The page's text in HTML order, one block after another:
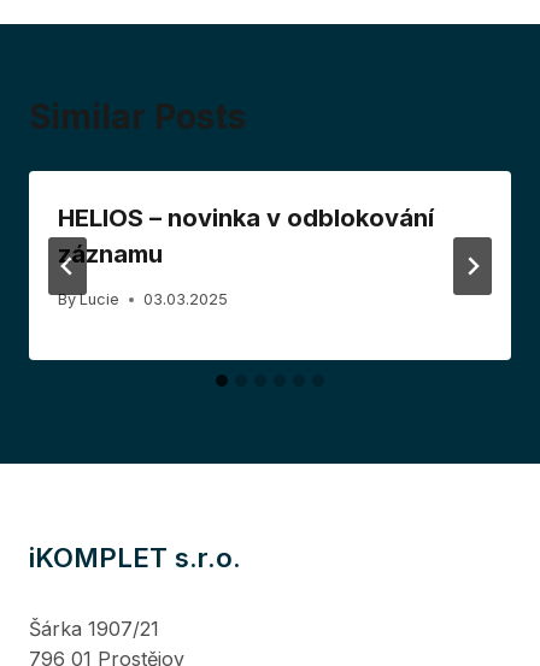
Similar Posts
HELIOS – novinka v odblokování
záznamu
By Lucie 03.03.2025
iKOMPLET s.r.o.
Šárka 1907/21
796 01 Prostějov